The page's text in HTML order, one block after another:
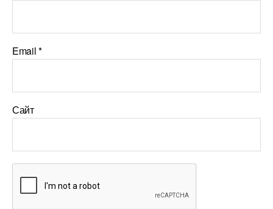
Email*
Сайт